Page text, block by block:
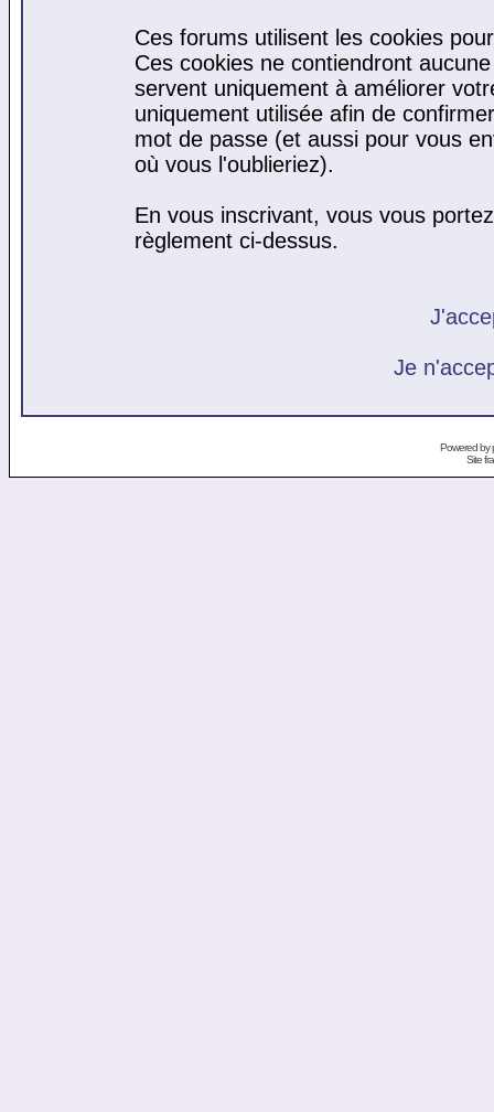
Ces forums utilisent les cookies
Ces cookies ne contiendront
servent uniquement à améliorer
uniquement utilisée afin de
mot de passe (et aussi pour vous
où vous l'oublieriez).
En vous inscrivant, vous vous
règlement ci-dessus.
Je
Powered by
Site